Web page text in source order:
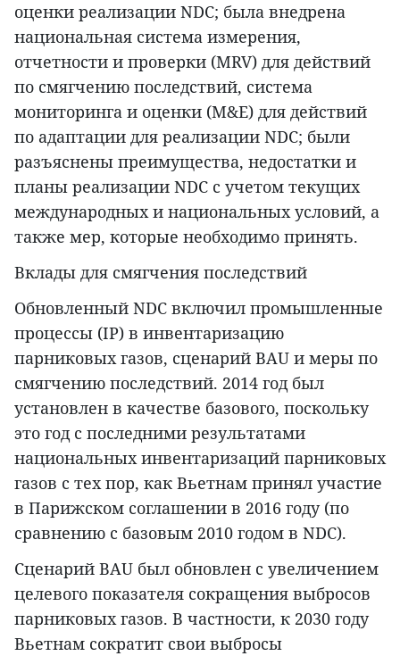
оценки реализации NDC; была внедрена
национальная система измерения,
отчетности и проверки (MRV) для действий
по смягчению последствий, система
мониторинга и оценки (M&E) для действий
по адаптации для реализации NDC; были
разъяснены преимущества, недостатки и
планы реализации NDC с учетом текущих
международных и национальных условий, а
также мер, которые необходимо принять.
Вклады для смягчения последствий
Обновленный NDC включил промышленные
процессы (IP) в инвентаризацию
парниковых газов, сценарий BAU и меры по
смягчению последствий. 2014 год был
установлен в качестве базового, поскольку
это год с последними результатами
национальных инвентаризаций парниковых
газов с тех пор, как Вьетнам принял участие
в Парижском соглашении в 2016 году (по
сравнению с базовым 2010 годом в NDC).
Сценарий BAU был обновлен с увеличением
целевого показателя сокращения выбросов
парниковых газов. В частности, к 2030 году
Вьетнам сократит свои выбросы